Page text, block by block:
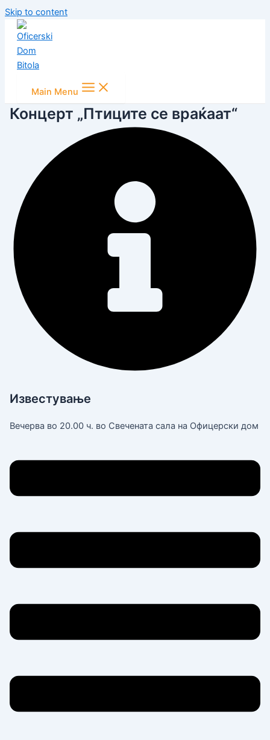
Skip to content
Main Menu
Концерт „Птиците се враќаат“
Известување
Вечерва во 20.00 ч. во Свечената сала на Офицерски дом